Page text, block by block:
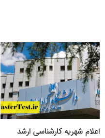
اعلام شهریه کارشناسی ارشد